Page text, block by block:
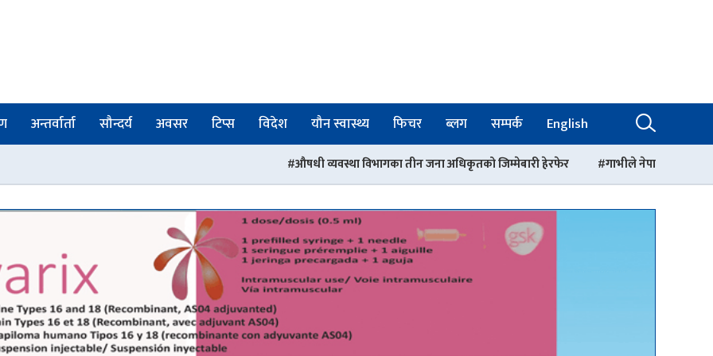
अन्तर्वार्ता सौन्दर्य अवसर टिप्स विदेश यौन स्वास्थ्य फिचर ब्लग सम्पर्क English
औषधी व्यवस्था विभागका तीन जना अधिकृतको जिम्मेबारी हेरफेर गाभीले नेपाललाई ३ करोड ९६ लाख डलर